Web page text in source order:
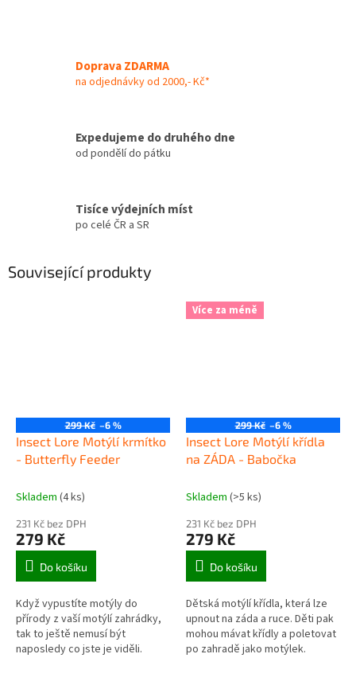
Doprava ZDARMA
na odjednávky od 2000,- Kč*
Expedujeme do druhého dne
od pondělí do pátku
Tisíce výdejních míst
po celé ČR a SR
Související produkty
299 Kč –6 %
Insect Lore Motýlí krmítko
- Butterfly Feeder
Skladem (4 ks)
231 Kč bez DPH
279 Kč
Do košíku
Když vypustíte motýly do
přírody z vaší motýlí zahrádky,
tak to ještě nemusí být
naposledy co jste je viděli.
Více za méně
299 Kč –6 %
Insect Lore Motýlí křídla
na ZÁDA - Babočka
Skladem (>5 ks)
231 Kč bez DPH
279 Kč
Do košíku
Dětská motýlí křídla, která lze
upnout na záda a ruce. Děti pak
mohou mávat křídly a poletovat
po zahradě jako motýlek.